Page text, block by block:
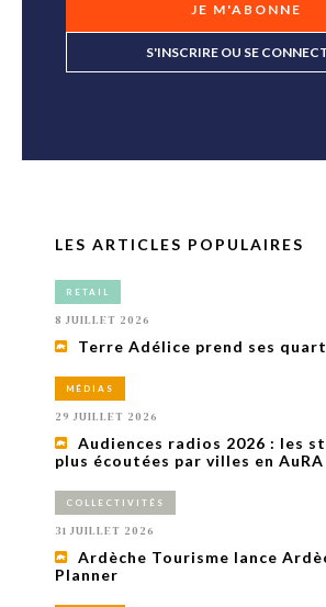
JE M'ABONNE
S'INSCRIRE OU SE
LES ARTICLES POPULAIRES
RETAIL
8 JUILLET 2026
Terre Adélice prend ses
MÉDIAS
29 JUILLET 2026
Audiences radios 2026 : les
plus écoutées par villes en AuRA
COLLECTIVITÉS
31 JUILLET 2026
Ardèche Tourisme lance
Planner